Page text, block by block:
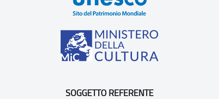
SOGGETTO REFERENTE